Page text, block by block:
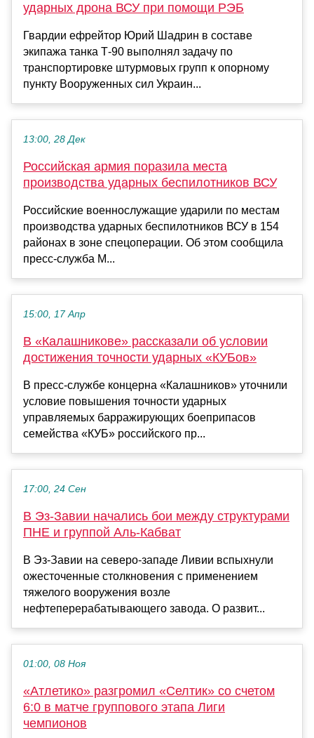
ударных дрона ВСУ при помощи РЭБ
Гвардии ефрейтор Юрий Шадрин в составе
экипажа танка Т-90 выполнял задачу по
транспортировке штурмовых групп к опорному
пункту Вооруженных сил Украин...
13:00, 28 Дек
Российская армия поразила места
производства ударных беспилотников ВСУ
Российские военнослужащие ударили по местам
производства ударных беспилотников ВСУ в 154
районах в зоне спецоперации. Об этом сообщила
пресс-служба М...
15:00, 17 Апр
В «Калашникове» рассказали об условии
достижения точности ударных «КУБов»
В пресс-службе концерна «Калашников» уточнили
условие повышения точности ударных
управляемых барражирующих боеприпасов
семейства «КУБ» российского пр...
17:00, 24 Сен
В Эз-Завии начались бои между структурами
ПНЕ и группой Аль-Кабват
В Эз-Завии на северо-западе Ливии вспыхнули
ожесточенные столкновения с применением
тяжелого вооружения возле
нефтеперерабатывающего завода. О развит...
01:00, 08 Ноя
«Атлетико» разгромил «Селтик» со счетом
6:0 в матче группового этапа Лиги
чемпионов